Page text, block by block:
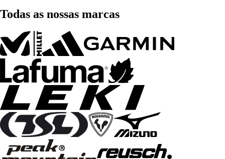
Todas as nossas marcas